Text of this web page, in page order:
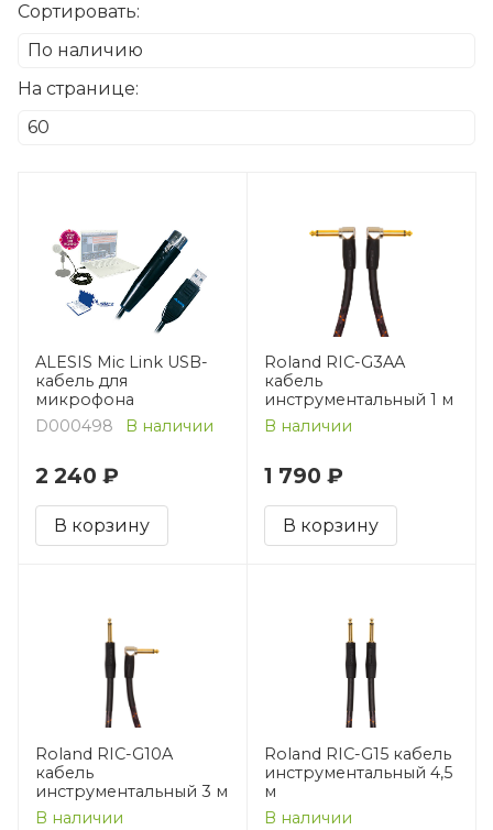
Сортировать:
На странице:
ALESIS Mic Link USB-
кабель для
микрофона
D000498
В наличии
2 240 ₽
В корзину
Roland RIC-G3AA
кабель
инструментальный 1 м
В наличии
1 790 ₽
В корзину
Roland RIC-G10A
кабель
инструментальный 3 м
В наличии
Roland RIC-G15 кабель
инструментальный 4,5
м
В наличии